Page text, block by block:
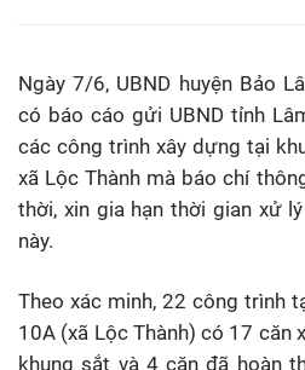
Ngày 7/6, UBND huyện Bảo
có báo cáo gửi UBND tỉnh
các công trình xây dựng tại
xã Lộc Thành mà báo chí
thời, xin gia hạn thời gian xử
này.
Theo xác minh, 22 công trình
10A (xã Lộc Thành) có 17 căn
khung sắt và 4 căn đã hoàn